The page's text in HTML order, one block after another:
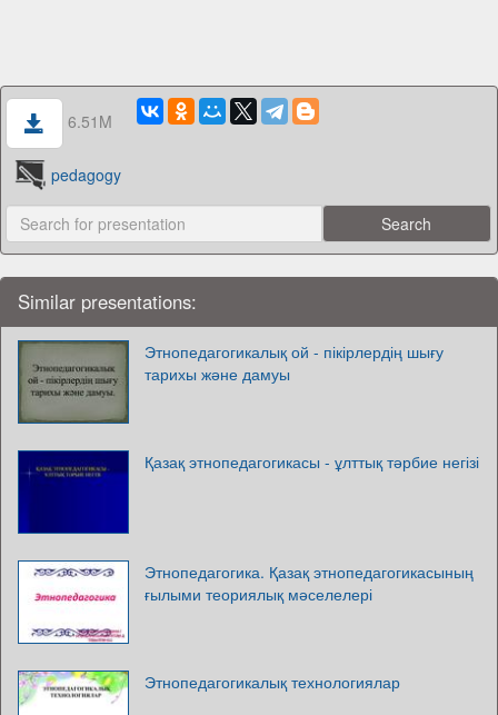
6.51M
pedagogy
Similar presentations:
Этнопедагогикалық ой - пікірлердің шығу
тарихы және дамуы
Қазақ этнопедагогикасы - ұлттық тәрбие негізі
Этнопедагогика. Қазақ этнопедагогикасының
ғылыми теориялық мәселелері
Этнопедагогикалық технологиялар